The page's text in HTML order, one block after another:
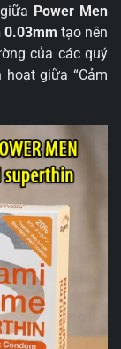
Power Men
0.03mm tạo nên
của các quý
giữa “Cảm